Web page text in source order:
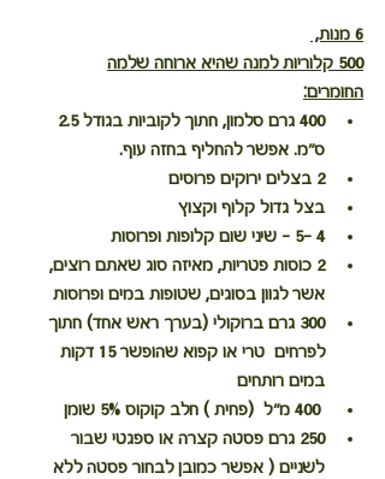
6 מנות,
500 קלוריות למנה שהיא ארוחה שלמה
החומרים:
ס"מ. אפשר להחליף בחזה עוף.
2 בצלים ירוקים פרוסים
בצל גדול קלוף וקצוץ
4 -5 - שיני שום קלופות ופרוסות
2 כוסות פטריות, מאיזה סוג שאתם רוצים,
אשר לגוון בסוגים, שטופות במים ופרוסות
300 גרם ברוקולי (בערך ראש אחד) חתוך
לפרחים  טרי או קפוא שהופשר 15 דקות
במים רותחים
400 מ"ל  (פחית ) חלב קוקוס 5% שומן
250 גרם פסטה קצרה או ספגטי שבור
לשניים ( אפשר כמובן לבחור פסטה ללא